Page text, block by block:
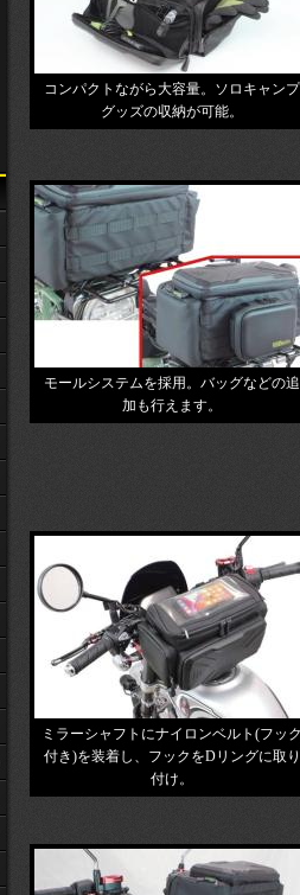
コンパクトながら大容量。ソロキャンプ
グッズの収納が可能。
モールシステムを採用。バッグなどの追
加も行えます。
ミラーシャフトにナイロンベルト(フッ
付き)を装着し、フックをDリングに取り
付け。